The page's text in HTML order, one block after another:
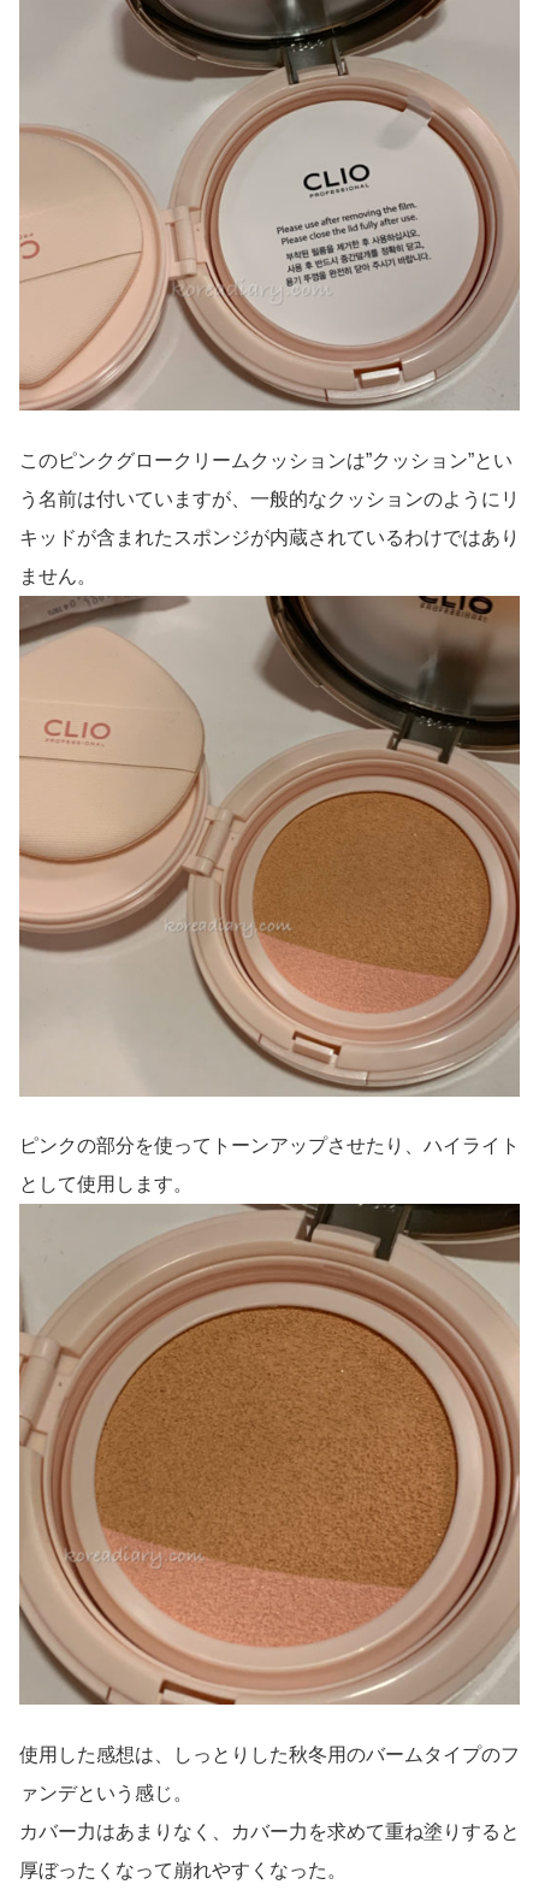
このピンクグロークリームクッションは”クッション”とい
う名前は付いていますが、一般的なクッションのようにリ
キッドが含まれたスポンジが内蔵されているわけではあり
ません。
ピンクの部分を使ってトーンアップさせたり、ハイライト
として使用します。
使用した感想は、しっとりした秋冬用のバームタイプのフ
ァンデという感じ。
カバー力はあまりなく、カバー力を求めて重ね塗りすると
厚ぼったくなって崩れやすくなった。